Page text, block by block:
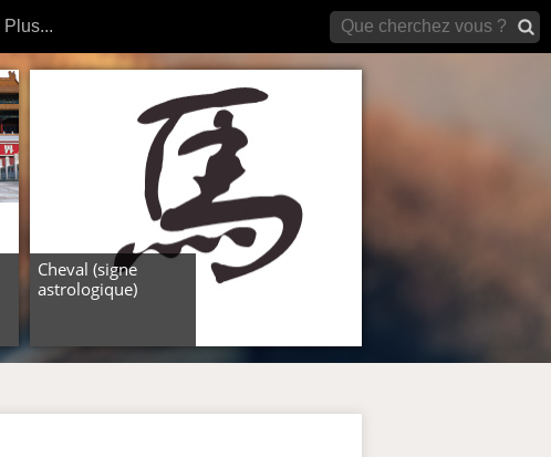
Plus...
Forum (archives)
Cheval (signe
astrologique)